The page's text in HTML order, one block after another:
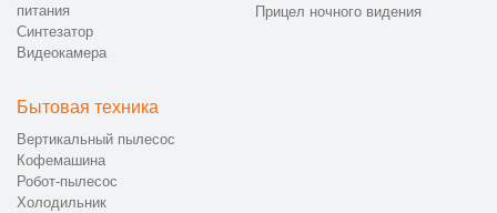
цена работ и время восстановления.
Ремонт и восстановление функциональности —
выполняется устранение неисправностей и замена
Финальное тестирование — проверяются все режимы
нагрева и работа модулей.
Выдача устройства с гарантией — клиент получает
исправленную плиту и документы.
питания
Синтезатор
Видеокамера
Прицел ночного видения
Бытовая техника
Вертикальный пылесос
Кофемашина
Робот-пылесос
Холодильник